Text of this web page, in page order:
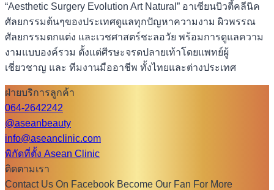
“Aesthetic Surgery Evolution Art Natural” อาเซียนบิวตี้คลีนิค
ศัลยกรรมต้นๆของประเทศดูแลทุกปัญหาความงาม ผิวพรรณ
ศัลยกรรมตกแต่ง และเวชศาสตร์ชะลอวัย พร้อมการดูแลความ
งามแบบองค์รวม ตั้งแต่ศีรษะจรดปลายเท้าโดยแพทย์ผู้
เชี่ยวชาญ และ ทีมงานมืออาชีพ ทั้งไทยและต่างประเทศ
ฝ่ายบริการลูกค้า
064-2642242
@aseanbeauty
info@aseanclinic.com
พิกัดที่ตั้ง Asean Clinic
ติดตามเรา
Contact Us On Facebook Become Our Fan For More